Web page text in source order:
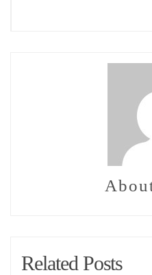
Related Posts